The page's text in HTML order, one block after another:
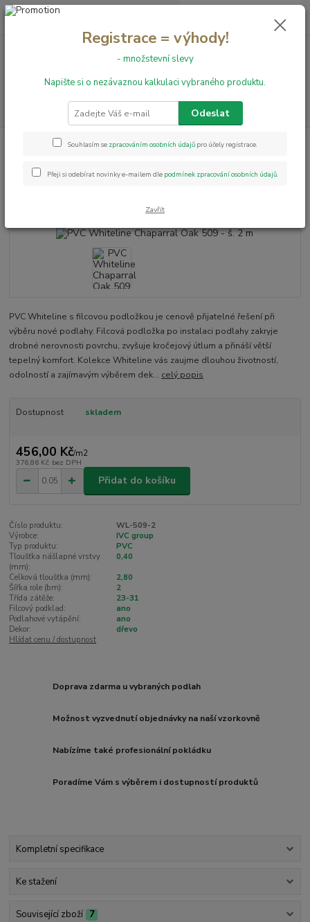
+420 731 199 591 0,00 Kč
PVC podlahy PVC Whiteline Chaparral Oak 509 - š. 2 m
PVC Whiteline Chaparral Oak
PVC Whiteline s filcovou podložkou je cenově přijatelné řešení při
výběru nové podlahy. Filcová podložka po instalaci podlahy zakryje
drobné nerovnosti povrchu, zvyšuje kročejový útlum a přináší větší
tepelný komfort. Kolekce Whiteline vás zaujme dlouhou životností,
odolností a zajímavým výběrem dek... celý popis
Dostupnost skladem
456,00 Kč/m2
376,86 Kč bez DPH
Přidat do košíku
Číslo produktu:
WL-509-2
Výrobce:
IVC group
Typ produktu:
PVC
Tloušťka nášlapné vrstvy
(mm):
0,40
Celková tloušťka (mm):
2,80
Šířka role (bm):
2
Třída zátěže:
23-31
Filcový podklad:
ano
Podlahové vytápění:
ano
Dekor:
dřevo
Hlídat cenu / dostupnost
Doprava zdarma u vybraných podlah
Možnost vyzvednutí objednávky na naší vzorkovně
Nabízíme také profesionální pokládku
Poradíme Vám s výběrem i dostupností produktů
Kompletní specifikace
Ke stažení
Související zboží 7
Registrace = výhody!
- množstevní slevy
Napište si o nezávaznou kalkulaci vybraného produktu.
Odeslat
Souhlasím se zpracováním osobních údajů pro účely registrace.
Přeji si odebírat novinky e-mailem dle podmínek zpracování osobních údajů.
Zavřít